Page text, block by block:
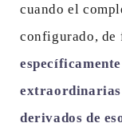
cuando el
configurado, de
extraordinarias
derivados de